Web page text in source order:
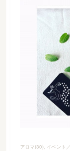
アロマ(30) イベント